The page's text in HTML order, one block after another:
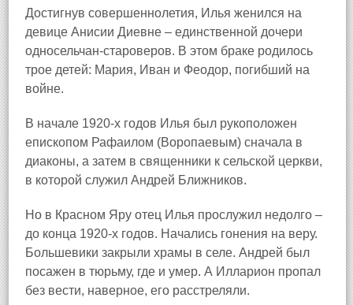
Достигнув совершеннолетия, Илья женился на
девице Анисии Диевне – единственной дочери
односельчан‑староверов. В этом браке родилось
трое детей: Мария, Иван и Феодор, погибший на
войне.
В начале 1920‑х годов Илья был рукоположен
епископом Рафаилом (Воропаевым) сначала в
диаконы, а затем в священники к сельской церкви,
в которой служил Андрей Ближников.
Но в Красном Яру отец Илья прослужил недолго –
до конца 1920‑х годов. Начались гонения на веру.
Большевики закрыли храмы в селе. Андрей был
посажен в тюрьму, где и умер. А Илларион пропал
без вести, наверное, его расстреляли.